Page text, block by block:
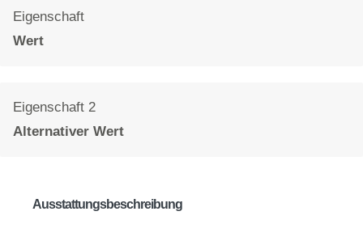
Eigenschaft
Wert
Eigenschaft 2
Alternativer Wert
Ausstattungsbeschreibung